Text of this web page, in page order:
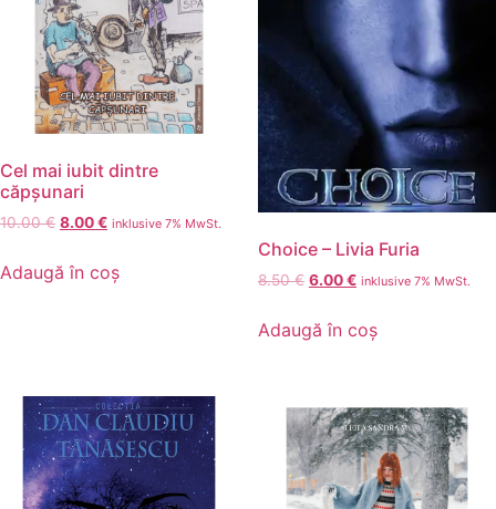
Cel mai iubit dintre
căpșunari
10.00€ Prețul
a
8.00€Prețul
este:
8.00 €.
inklusive 7% MwSt.
Adaugă în coș
Choice – Livia Furia
8.50€ Prețul
a
fost:
6.00€Prețul
este:
6.00 €.
inklusive 7% MwSt.
Adaugă în coș